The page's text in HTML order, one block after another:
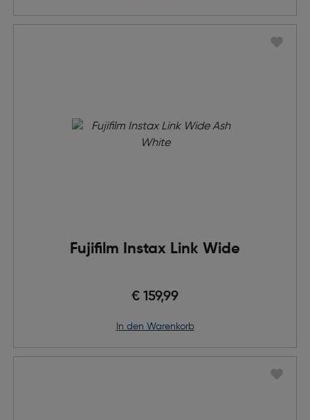
Fujifilm Instax Link Wide
€ 159,99
in den Warenkorb